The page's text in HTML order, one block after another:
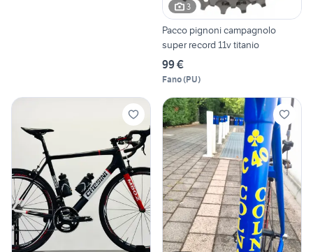
3
Pacco pignoni campagnolo
super record 11v titanio
99 €
Fano(PU)